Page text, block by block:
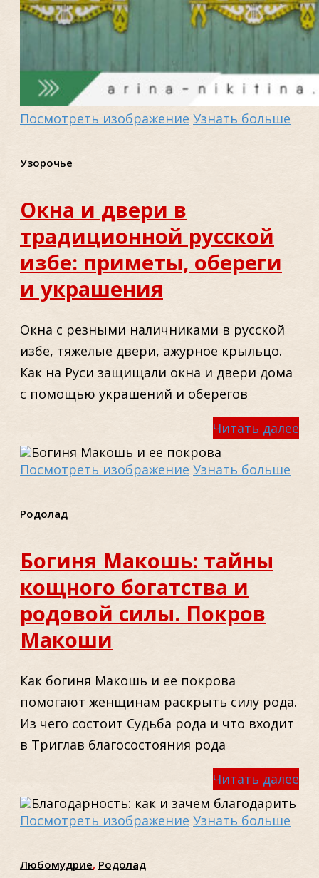
Посмотреть изображение Узнать больше
Узорочье
Окна и двери в
традиционной русской
избе: приметы, обереги
и украшения
Окна с резными наличниками в русской
избе, тяжелые двери, ажурное крыльцо.
Как на Руси защищали окна и двери дома
с помощью украшений и оберегов
Читать далее
Посмотреть изображение Узнать больше
Родолад
Богиня Макошь: тайны
кощного богатства и
родовой силы. Покров
Макоши
Как богиня Макошь и ее покрова
помогают женщинам раскрыть силу рода.
Из чего состоит Судьба рода и что входит
в Триглав благосостояния рода
Читать далее
Посмотреть изображение Узнать больше
Любомудрие, Родолад